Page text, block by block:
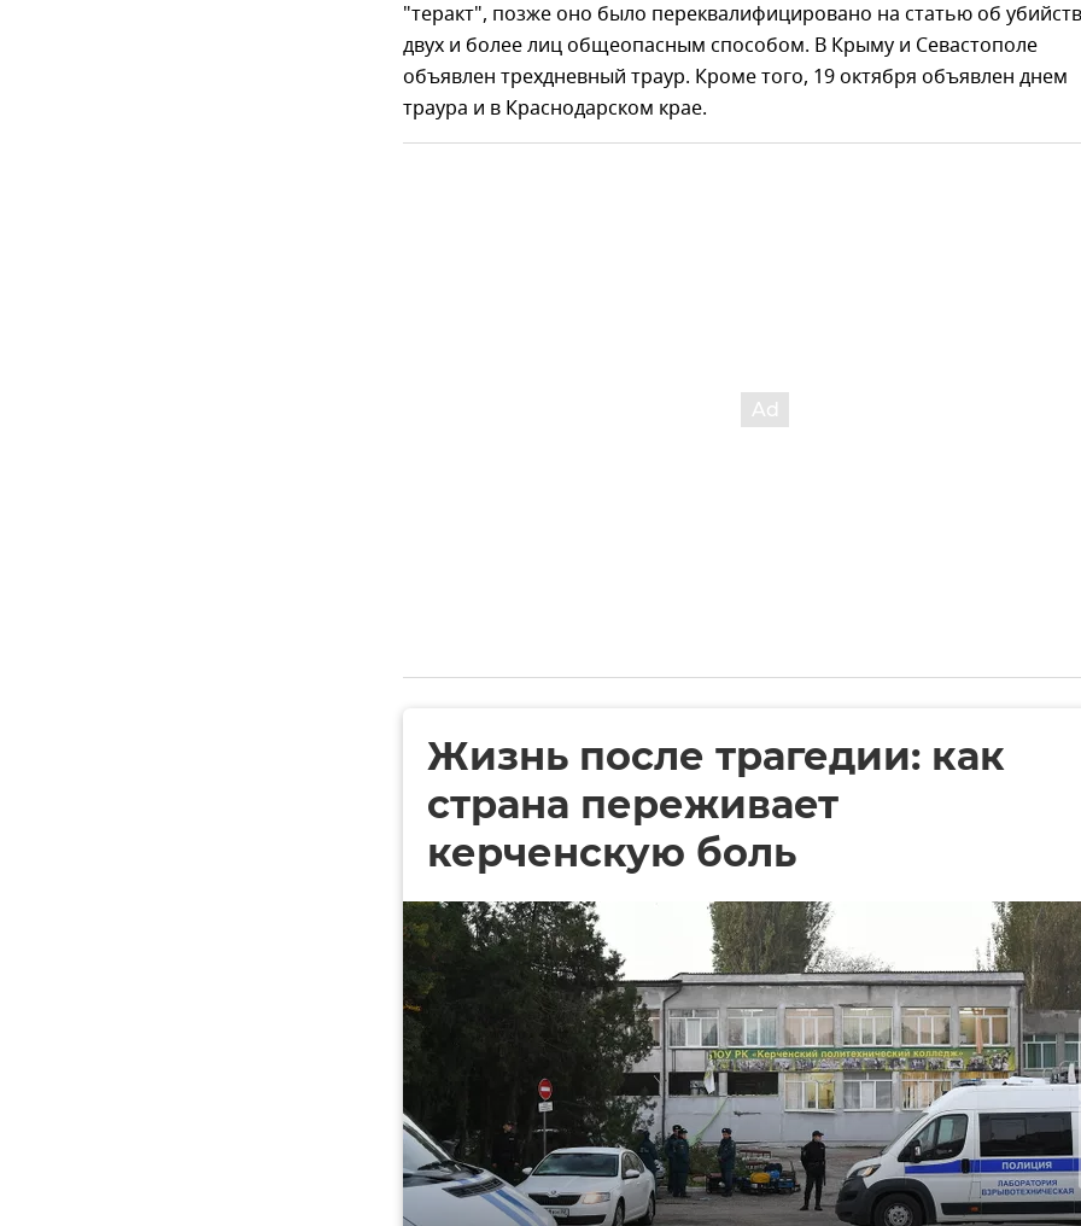
"теракт", позже оно было переквалифицировано на статью об
двух и более лиц общеопасным способом. В Крыму и Севастополе
объявлен трехдневный траур. Кроме того, 19 октября объявлен днем
траура и в Краснодарском крае.
Жизнь после трагедии: как
страна переживает
керченскую боль